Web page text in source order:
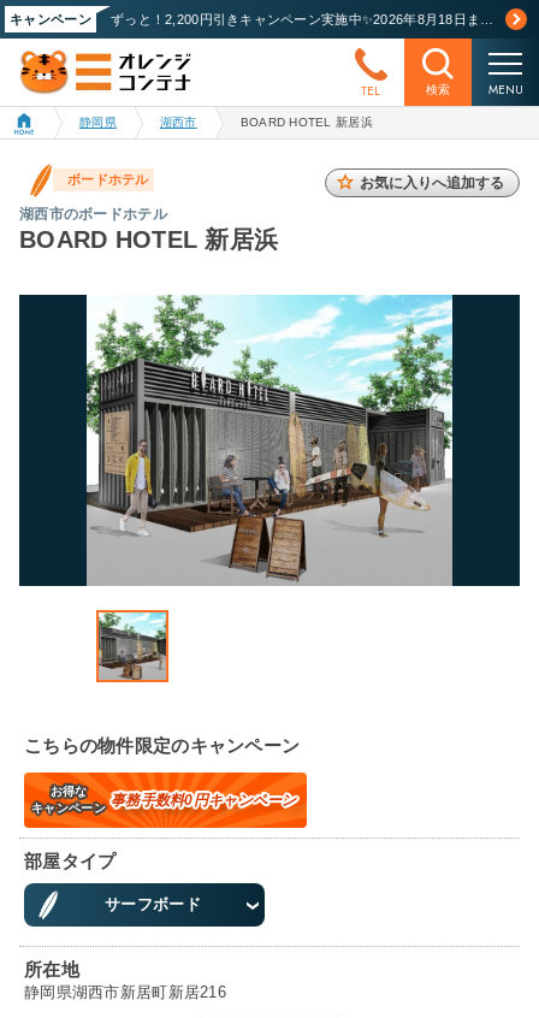
キャンペーン
TEL 検索 MENU
静岡県 湖西市 BOARD HOTEL 新居浜
ボードホテル
湖西市のボードホテル
BOARD HOTEL 新居浜
お気に入りへ追加する
こちらの物件限定のキャンペーン
お得な
キャンペーン 事務手数料0円キャンペーン
部屋タイプ
サーフボード
所在地
静岡県湖西市新居町新居216